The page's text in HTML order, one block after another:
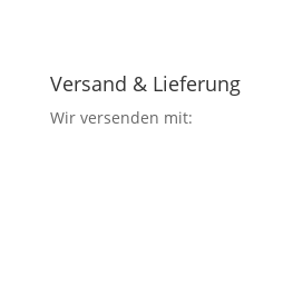
Versand & Lieferung
Wir versenden mit: